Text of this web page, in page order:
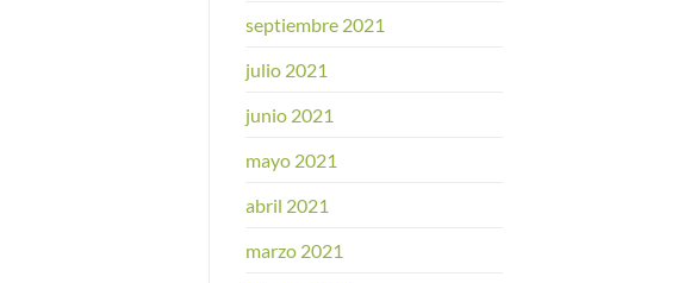
septiembre 2021
julio 2021
junio 2021
mayo 2021
abril 2021
marzo 2021